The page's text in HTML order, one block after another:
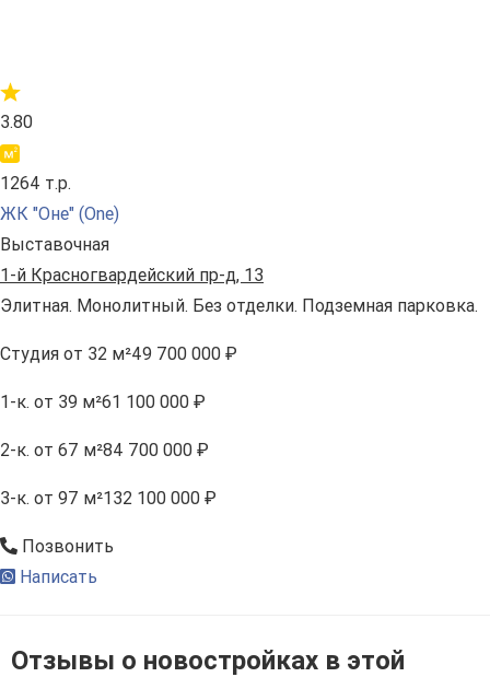
3.80
1264 т.р.
ЖК "Оне" (One)
Выставочная
1-й Красногвардейский пр-д, 13
Элитная. Монолитный. Без отделки. Подземная парковка.
Студия от 32 м²49 700 000 ₽
1-к. от 39 м²61 100 000 ₽
2-к. от 67 м²84 700 000 ₽
3-к. от 97 м²132 100 000 ₽
Позвонить
Написать
Отзывы о новостройках в этой